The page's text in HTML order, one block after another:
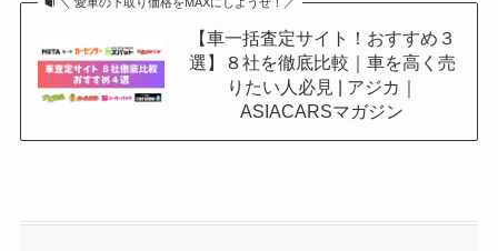
【車一括査定サイト！おすすめ３
選】８社を徹底比較｜車を高く売
りたい人必見 | アジカ｜
ASIACARSマガジン